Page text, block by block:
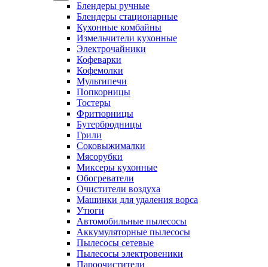
Блендеры ручные
Блендеры стационарные
Кухонные комбайны
Измельчители кухонные
Электрочайники
Кофеварки
Кофемолки
Мультипечи
Попкорницы
Тостеры
Фритюрницы
Бутербродницы
Грили
Соковыжималки
Мясорубки
Миксеры кухонные
Обогреватели
Очистители воздуха
Машинки для удаления ворса
Утюги
Автомобильные пылесосы
Аккумуляторные пылесосы
Пылесосы сетевые
Пылесосы электровеники
Пароочистители